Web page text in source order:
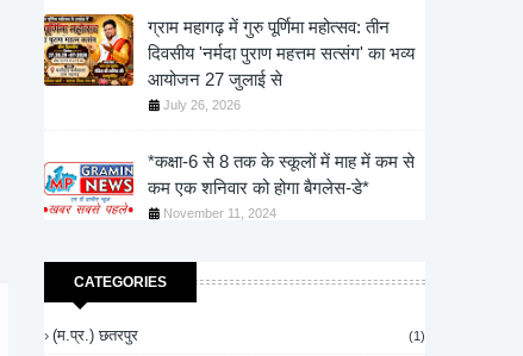
ग्राम महागढ़ में गुरु पूर्णिमा महोत्सव: तीन
दिवसीय 'नर्मदा पुराण महत्तम सत्संग' का भव्य
आयोजन 27 जुलाई से
July 26, 2026
*कक्षा-6 से 8 तक के स्कूलों में माह में कम से
कम एक शनिवार को होगा बैगलेस-डे*
November 11, 2024
CATEGORIES
(म.प्र.) छतरपुर (1)